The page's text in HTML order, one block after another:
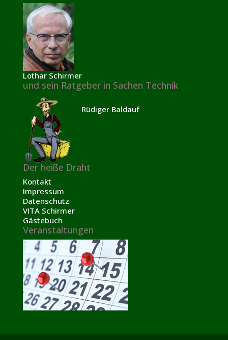
Lothar Schirmer
und sein Ratgeber in Sachen Technik
Rüdiger Baldauf
Der heiße Draht
Kontakt
Impressum
Datenschutz
VITA Schirmer
Gästebuch
Veranstaltungen